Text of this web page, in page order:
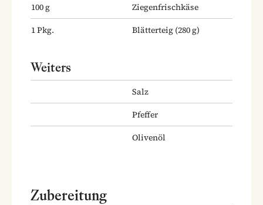
100g
Ziegenfrischkäse
1Pkg. Blätterteig (280 g)
Weiters
Salz
Pfeffer
Olivenöl
Zubereitung